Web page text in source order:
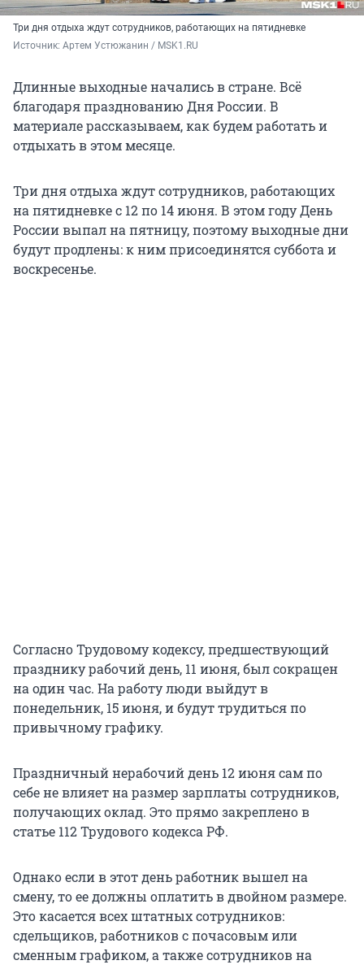
Три дня отдыха ждут сотрудников, работающих на пятидневке
Источник: Артем Устюжанин / MSK1.RU
Длинные выходные начались в стране. Всё
благодаря празднованию Дня России. В
материале рассказываем, как будем работать и
отдыхать в этом месяце.
Три дня отдыха ждут сотрудников, работающих
на пятидневке с 12 по 14 июня. В этом году День
России выпал на пятницу, поэтому выходные дни
будут продлены: к ним присоединятся суббота и
воскресенье.
Согласно Трудовому кодексу, предшествующий
празднику рабочий день, 11 июня, был сокращен
на один час. На работу люди выйдут в
понедельник, 15 июня, и будут трудиться по
привычному графику.
Праздничный нерабочий день 12 июня сам по
себе не влияет на размер зарплаты сотрудников,
получающих оклад. Это прямо закреплено в
статье 112 Трудового кодекса РФ.
Однако если в этот день работник вышел на
смену, то ее должны оплатить в двойном размере.
Это касается всех штатных сотрудников:
сдельщиков, работников с почасовым или
сменным графиком, а также сотрудников на